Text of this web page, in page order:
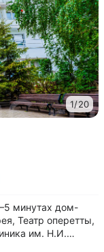
1/20
минутах дом-
Театр оперетты,
им. Н.И.